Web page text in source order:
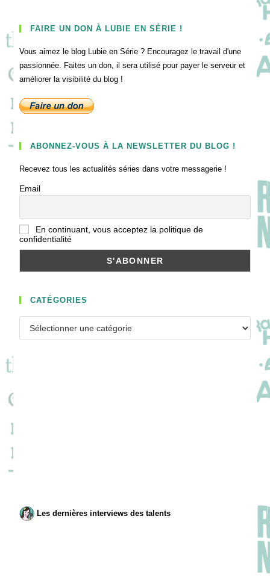
FAIRE UN DON À LUBIE EN SÉRIE !
Vous aimez le blog Lubie en Série ? Encouragez le travail d'une
passionnée. Faites un don, il sera utilisé pour payer le serveur et
améliorer la visibilité du blog !
ABONNEZ-VOUS À LA NEWSLETTER DU BLOG !
Recevez tous les actualités séries dans votre messagerie !
Email
En continuant, vous acceptez la politique de
confidentialité
CATÉGORIES
Catégories
Les dernières interviews des talents